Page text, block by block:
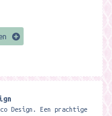
Design. Een prachtige